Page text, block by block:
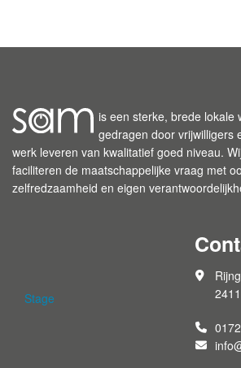
is een sterke, brede lokale
gedragen door vrijwilligers
werk leveren van kwalitatief goed niveau.
faciliteren de maatschappelijke vraag met
zelfredzaamheid en eigen
Stage